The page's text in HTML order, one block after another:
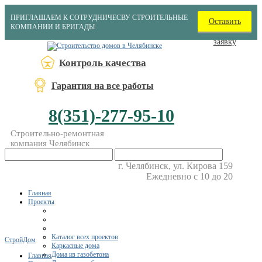
ПРИГЛАШАЕМ К СОТРУДНИЧЕСВУ СТРОИТЕЛЬНЫЕ
КОМПАНИИ И БРИГАДЫ
Оставить
заявку
Контроль качества
Гарантия на все работы
8(351)-277-95-10
Строительно-ремонтная
компания Челябинск
г. Челябинск, ул. Кирова 159
Ежедневно с 10 до 20
Главная
Проекты
Каталог всех проектов
Каркасные дома
Дома из газобетона
СтройДом
Главная